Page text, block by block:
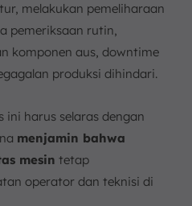
melakukan pemeliharaan
pemeriksaan rutin,
komponen aus, downtime
produksi dihindari.
harus selaras dengan
menjamin bahwa
mesin tetap
operator dan teknisi di